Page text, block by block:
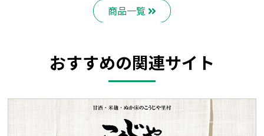
商品一覧
おすすめの関連サイト